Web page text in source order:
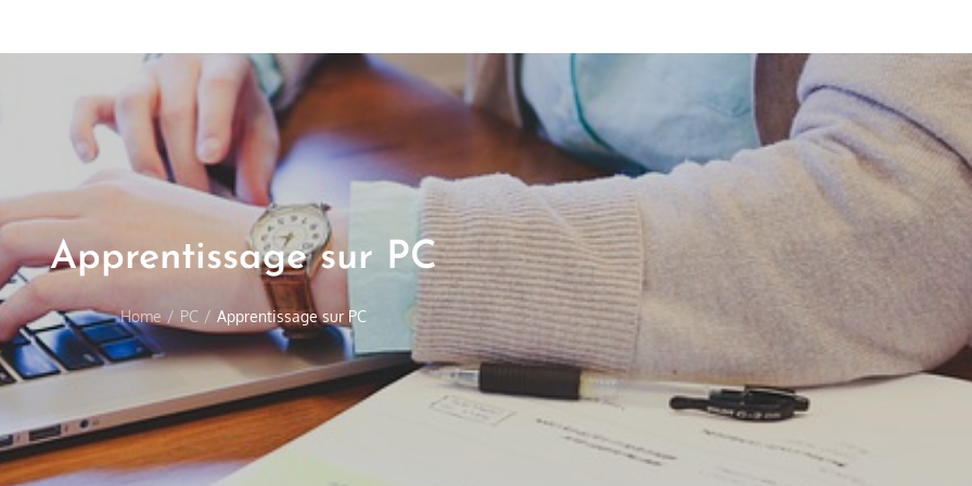
Apprentissage sur PC
Home PC Apprentissage sur PC